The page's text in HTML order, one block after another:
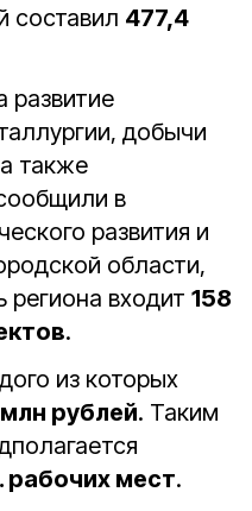
составил 477,4
развитие
добычи
также
в
развития и
области,
региона входит 158
.
из которых
рублей. Таким
рабочих мест.